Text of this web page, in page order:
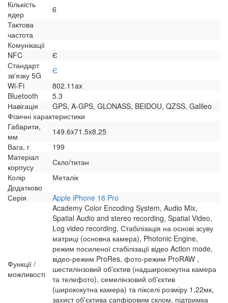
Кількість
ядер
6
Тактова
частота
Комунікації
NFC
Є
Стандарт
зв'язку 5G
Є
Wi-Fi
802.11ax
Bluetooth
5.3
Навігація
GPS, A-GPS, GLONASS, BEIDOU, QZSS, Galileo
Фізичні характеристики
Габарити,
мм
149.6x71.5x8.25
Вага, г
199
Матеріал
корпусу
Скло/титан
Колір
Металік
Додатково
Серія
Apple iPhone 16 Pro
Функції /
можливості
Academy Color Encoding System, Audio Mix,
Spatial Audio and stereo recording, Spatial Video,
Log video recording, Стабілізація на основі зсуву
матриці (основна камера), Photonic Engine,
режим посиленої стабілізації відео Action mode,
відео-режим ProRes, фото-режим ProRAW ,
шестилінзовий об'єктив (надширококутна камера
та телефото), семилінзовий об'єктив
(ширококутна камера) та пікселі розміру 1,22мк,
захист об'єктива сапфіровим склом, підтримка